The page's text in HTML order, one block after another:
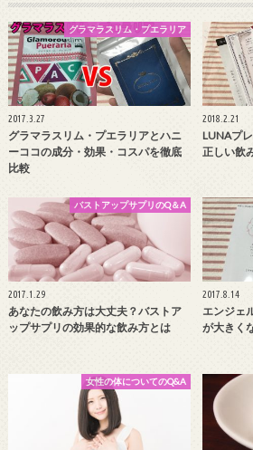
グラマラスリム・プエラリア
2017.3.27
グラマラスリム・プエラリアとハニ
ーココの成分・効果・コスパを徹底
比較
2018.2.21
LUNAプ
正しい飲
バストアップサプリのQ＆A
2017.1.29
あなたの飲み方は大丈夫？バストア
ップサプリの効果的な飲み方とは
2017.8.14
エンジェ
が大きく
女性の体についてのQ&A